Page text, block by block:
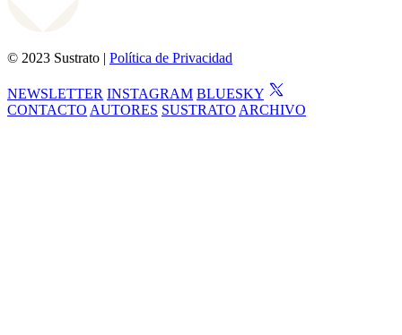
© 2023 Sustrato | Política de Privacidad
NEWSLETTER INSTAGRAM BLUESKY
CONTACTO AUTORES SUSTRATO ARCHIVO